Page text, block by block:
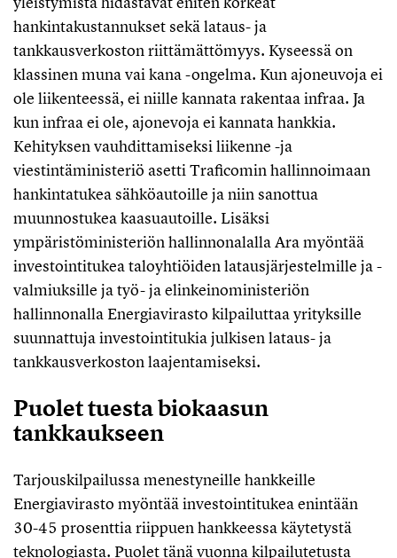
hankintakustannukset sekä lataus- ja
tankkausverkoston riittämättömyys. Kyseessä on
klassinen muna vai kana -ongelma. Kun ajoneuvoja ei
ole liikenteessä, ei niille kannata rakentaa infraa. Ja
kun infraa ei ole, ajonevoja ei kannata hankkia.
Kehityksen vauhdittamiseksi liikenne -ja
viestintäministeriö asetti Traficomin hallinnoimaan
hankintatukea sähköautoille ja niin sanottua
muunnostukea kaasuautoille. Lisäksi
ympäristöministeriön hallinnonalalla Ara myöntää
investointitukea taloyhtiöiden latausjärjestelmille ja -
valmiuksille ja työ- ja elinkeinoministeriön
hallinnonalla Energiavirasto kilpailuttaa yrityksille
suunnattuja investointitukia julkisen lataus- ja
tankkausverkoston laajentamiseksi.
Puolet tuesta biokaasun
tankkaukseen
Tarjouskilpailussa menestyneille hankkeille
Energiavirasto myöntää investointitukea enintään
30-45 prosenttia riippuen hankkeessa käytetystä
teknologiasta. Puolet tänä vuonna kilpailutetusta